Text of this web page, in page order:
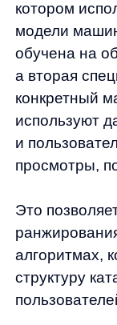
запросов
и